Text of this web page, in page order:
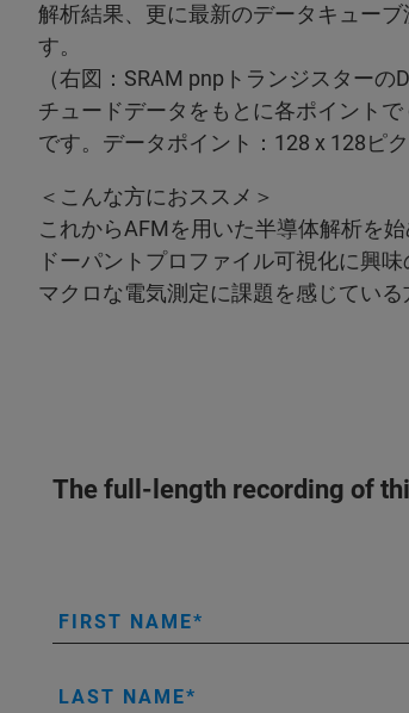
解析結果、更に最新のデータキュー
す。
（右図：SRAM pnpトランジスター
チュードデータをもとに各ポイント
です。データポイント：128 x 128ピク
＜こんな方におススメ＞
これからAFMを用いた半導体解析を
ドーパントプロファイル可視化に興
マクロな電気測定に課題を感じてい
The full-length recording of
FIRST NAME
LAST NAME